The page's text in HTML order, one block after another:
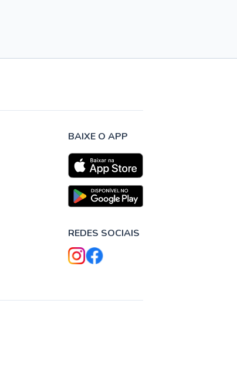
BAIXE O APP
REDES SOCIAIS